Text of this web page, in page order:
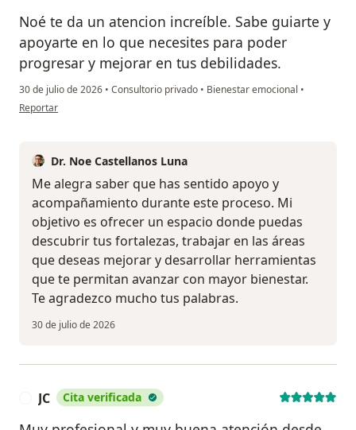
Noé te da un atencion increíble. Sabe guiarte y
apoyarte en lo que necesites para poder
progresar y mejorar en tus debilidades.
30 de julio de 2026 • Consultorio privado • Bienestar emocional •
en opinión del usuario E.M
Reportar
Dr. Noe Castellanos Luna
Me alegra saber que has sentido apoyo y
acompañamiento durante este proceso. Mi
objetivo es ofrecer un espacio donde puedas
descubrir tus fortalezas, trabajar en las áreas
que deseas mejorar y desarrollar herramientas
que te permitan avanzar con mayor bienestar.
Te agradezco mucho tus palabras.
30 de julio de 2026
JC Cita verificada